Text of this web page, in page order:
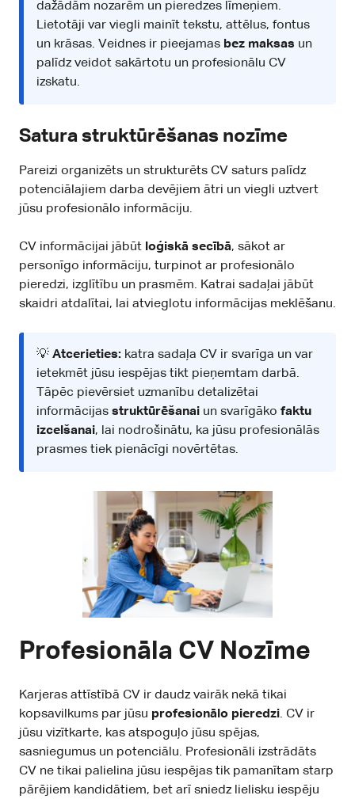
dažādām nozarēm un pieredzes līmeņiem.
Lietotāji var viegli mainīt tekstu, attēlus, fontus
un krāsas. Veidnes ir pieejamas bez maksas un
palīdz veidot sakārtotu un profesionālu CV
izskatu.
Satura struktūrēšanas nozīme
Pareizi organizēts un strukturēts CV saturs palīdz
potenciālajiem darba devējiem ātri un viegli uztvert
jūsu profesionālo informāciju.
CV informācijai jābūt loģiskā secībā, sākot ar
personīgo informāciju, turpinot ar profesionālo
pieredzi, izglītību un prasmēm. Katrai sadaļai jābūt
skaidri atdalītai, lai atvieglotu informācijas meklēšanu.
💡 Atcerieties: katra sadaļa CV ir svarīga un var
ietekmēt jūsu iespējas tikt pieņemtam darbā.
Tāpēc pievērsiet uzmanību detalizētai
informācijas struktūrēšanai un svarīgāko faktu
izcelšanai, lai nodrošinātu, ka jūsu profesionālās
prasmes tiek pienācīgi novērtētas.
Profesionāla CV Nozīme
Karjeras attīstībā CV ir daudz vairāk nekā tikai
kopsavilkums par jūsu profesionālo pieredzi. CV ir
jūsu vizītkarte, kas atspoguļo jūsu spējas,
sasniegumus un potenciālu. Profesionāli izstrādāts
CV ne tikai palielina jūsu iespējas tik pamanītam starp
pārējiem kandidātiem, bet arī sniedz lielisku iespēju